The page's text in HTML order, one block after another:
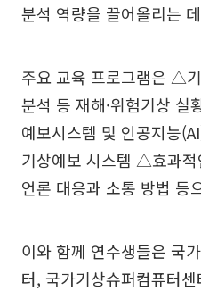
분석 역량을 끌어올리는
주요 교육 프로그램은 △
분석 등 재해·위험기상
예보시스템 및 인공지능
기상예보 시스템 △효과
언론 대응과 소통 방법 등
이와 함께 연수생들은 국
터, 국가기상슈퍼컴퓨터